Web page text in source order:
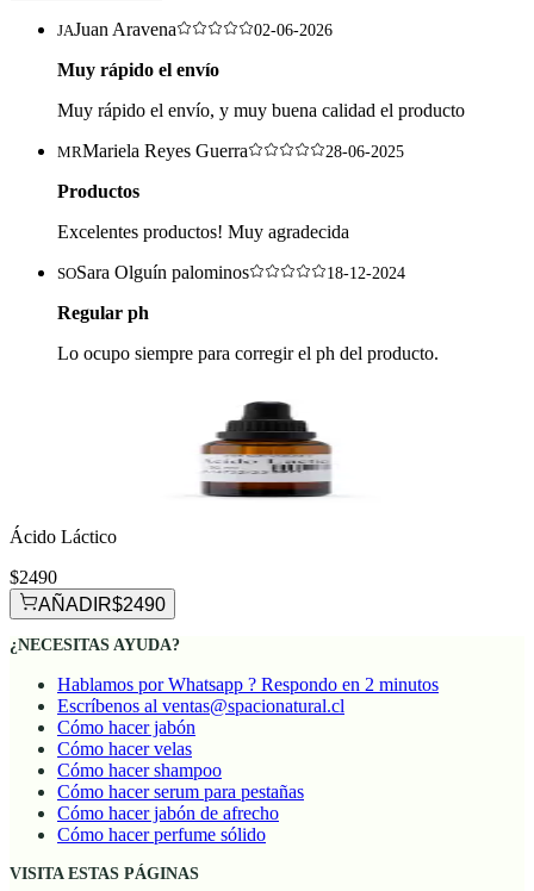
JAJuan Aravena 02-06-2026
Muy rápido el envío
Muy rápido el envío, y muy buena calidad el producto
MRMariela Reyes Guerra 28-06-2025
Productos
Excelentes productos! Muy agradecida
SOSara Olguín palominos 18-12-2024
Regular ph
Lo ocupo siempre para corregir el ph del producto.
Ácido Láctico
$2490
AÑADIR$2490
¿NECESITAS AYUDA?
Hablamos por Whatsapp ? Respondo en 2 minutos
Escríbenos al ventas@spacionatural.cl
Cómo hacer jabón
Cómo hacer velas
Cómo hacer shampoo
Cómo hacer serum para pestañas
Cómo hacer jabón de afrecho
Cómo hacer perfume sólido
VISITA ESTAS PÁGINAS